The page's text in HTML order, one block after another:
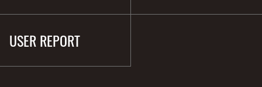
USER REPORT